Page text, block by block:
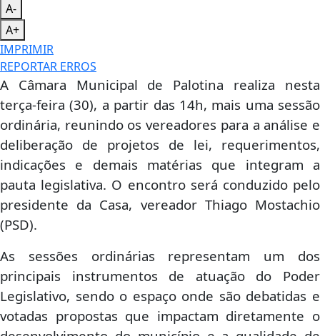
A-
A+
IMPRIMIR
REPORTAR ERROS
A Câmara Municipal de Palotina realiza nesta
terça-feira (30), a partir das 14h, mais uma sessão
ordinária, reunindo os vereadores para a análise e
deliberação de projetos de lei, requerimentos,
indicações e demais matérias que integram a
pauta legislativa. O encontro será conduzido pelo
presidente da Casa, vereador Thiago Mostachio
(PSD).
As sessões ordinárias representam um dos
principais instrumentos de atuação do Poder
Legislativo, sendo o espaço onde são debatidas e
votadas propostas que impactam diretamente o